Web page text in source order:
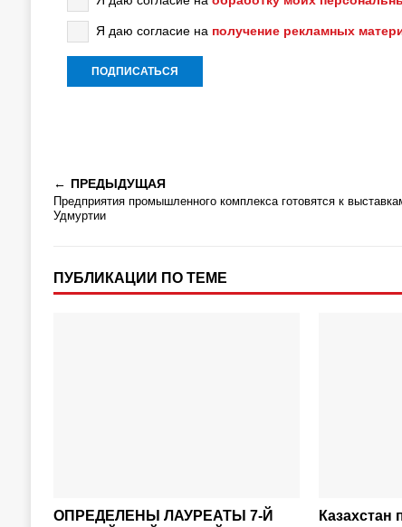
Я даю согласие на получение рекламных
ПРЕДЫДУЩАЯ
Предприятия промышленного комплекса готовятся к
Удмуртии
ПУБЛИКАЦИИ ПО ТЕМЕ
ОПРЕДЕЛЕНЫ ЛАУРЕАТЫ 7-Й
Казахстан